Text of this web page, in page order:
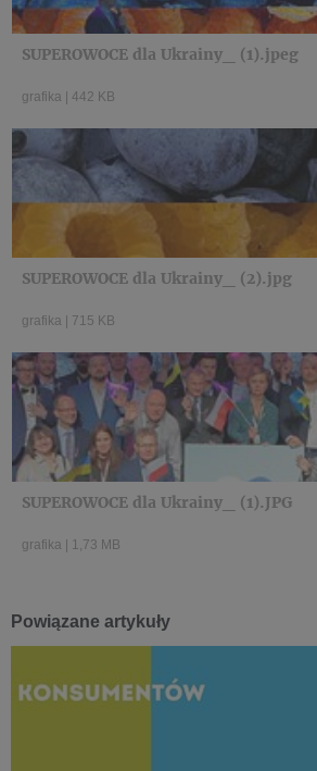
SUPEROWOCE dla Ukrainy_ (1).jpeg
grafika | 442 KB
SUPEROWOCE dla Ukrainy_ (2).jpg
grafika | 715 KB
SUPEROWOCE dla Ukrainy_ (1).JPG
grafika | 1,73 MB
Powiązane artykuły